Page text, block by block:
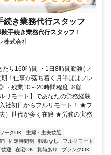
続き業務代行スタッフ
手続き業務代行スタッフ！
株式会社
り160時間 ・1日8時間勤務(フ
！仕事が落ち着く月半ばはフレ
・残業10～20時間程度 ※顧...
リモート】であなたの労務経験
社初日からフルリモート！ ★フ
）世代が多く在籍 ★労務の実務
ークOK
主婦・主夫歓迎
固定時間制 転勤なし
フルリモート
迎 在宅OK 賞与あり
ブランクOK